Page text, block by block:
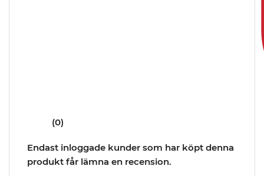
(0)
Endast inloggade kunder som har köpt denna
produkt får lämna en recension.